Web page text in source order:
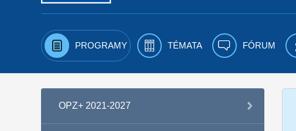
PROGRAMY TÉMATA FÓRUM
OPZ+ 2021-2027